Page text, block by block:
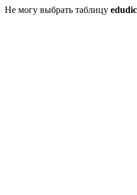
Не могу выбрать таблицу edudic